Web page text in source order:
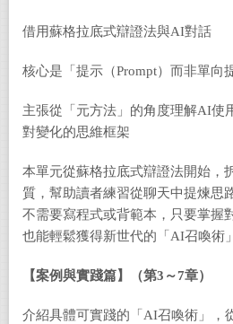
借用蘇格拉底式辯證法與AI對話
核心是「提示（Prompt）而非單向
主張從「元方法」的角度理解AI使
對變化的思維框架
本單元從蘇格拉底式辯證法開始，
質，幫助讀者練習從聊天中提煉思
不需要寫程式或背範本，只要掌握
也能輕鬆獲得新世代的「AI召喚術
【案例與實踐篇】（第3 ～7章）
介紹具體可實踐的「AI召喚術」，